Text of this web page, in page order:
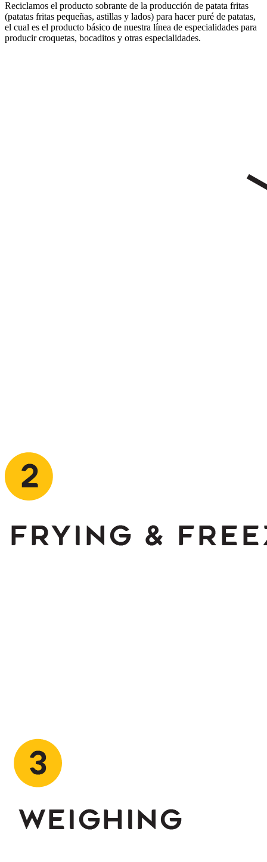
Reciclamos el producto sobrante de la producción de patata fritas
(patatas fritas pequeñas, astillas y lados) para hacer puré de patatas,
el cual es el producto básico de nuestra línea de especialidades para
producir croquetas, bocaditos y otras especialidades.